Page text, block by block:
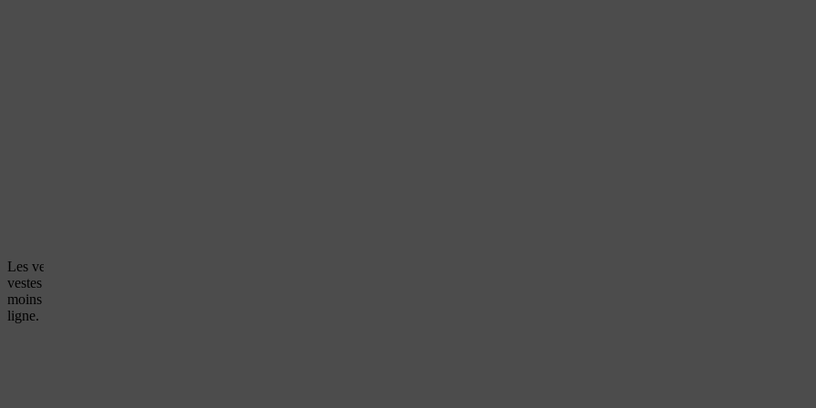
Les vestes pour le travail avec une tronçonneuse sont disponibles dans une gamme de classes de protection incluant une protection anti-
vestes présentent également de grandes zones de couleurs à haute visibilité. Il s’agit en effet d’un autre élément de la sécurité lorsque vous
moins 30 % de leur surface vous assure une meilleure visibilité et permet d’éviter les accidents dans de mauvaises conditions de visibilité.
ligne.